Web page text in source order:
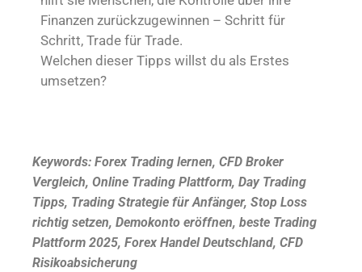
Finanzen zurückzugewinnen – Schritt für
Schritt, Trade für Trade.
Welchen dieser Tipps willst du als Erstes
umsetzen?
Keywords: Forex Trading lernen, CFD Broker
Vergleich, Online Trading Plattform, Day Trading
Tipps, Trading Strategie für Anfänger, Stop Loss
richtig setzen, Demokonto eröffnen, beste Trading
Plattform 2025, Forex Handel Deutschland, CFD
Risikoabsicherung